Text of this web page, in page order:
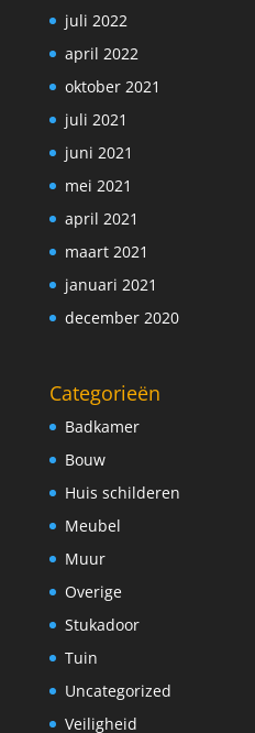
juli 2022
april 2022
oktober 2021
juli 2021
juni 2021
mei 2021
april 2021
maart 2021
januari 2021
december 2020
Categorieën
Badkamer
Bouw
Huis schilderen
Meubel
Muur
Overige
Stukadoor
Tuin
Uncategorized
Veiligheid